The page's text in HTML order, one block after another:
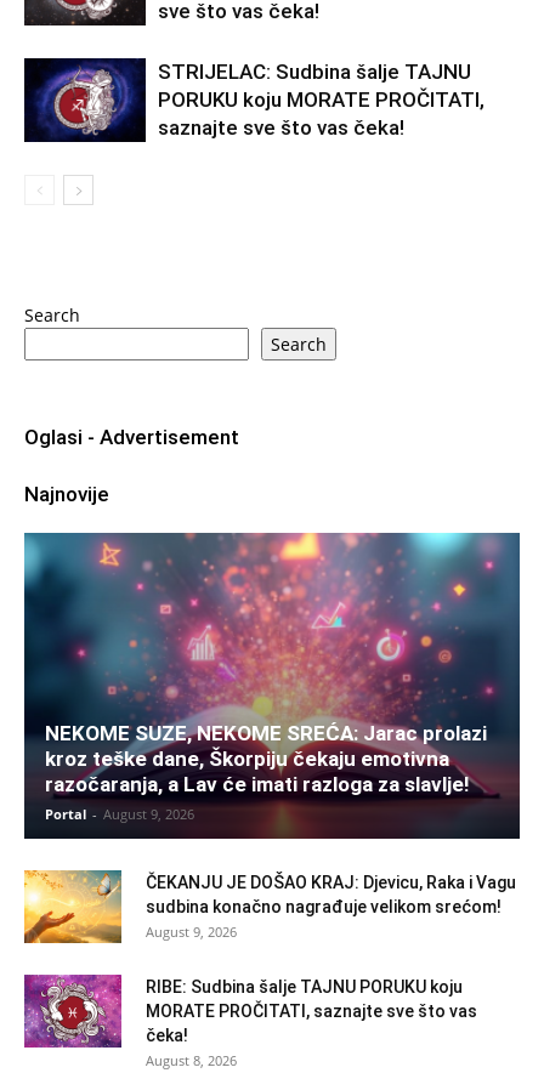
sve što vas čeka!
STRIJELAC: Sudbina šalje TAJNU
PORUKU koju MORATE PROČITATI,
saznajte sve što vas čeka!
Search
Search
Oglasi - Advertisement
Najnovije
NEKOME SUZE, NEKOME SREĆA: Jarac prolazi
kroz teške dane, Škorpiju čekaju emotivna
razočaranja, a Lav će imati razloga za slavlje!
Portal - August 9, 2026
ČEKANJU JE DOŠAO KRAJ: Djevicu, Raka i Vagu
sudbina konačno nagrađuje velikom srećom!
August 9, 2026
RIBE: Sudbina šalje TAJNU PORUKU koju
MORATE PROČITATI, saznajte sve što vas
čeka!
August 8, 2026